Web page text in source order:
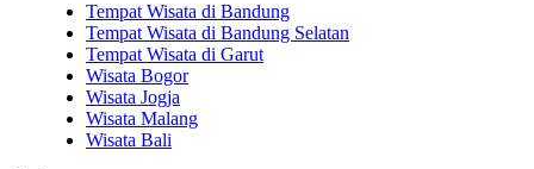
Tempat Wisata di Bandung
Tempat Wisata di Bandung Selatan
Tempat Wisata di Garut
Wisata Bogor
Wisata Jogja
Wisata Malang
Wisata Bali